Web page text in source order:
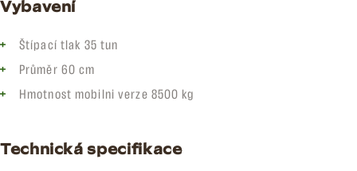
Vybavení
Štípací tlak 35 tun
Průměr 60 cm
Hmotnost mobilni verze 8500 kg
Technická specifikace